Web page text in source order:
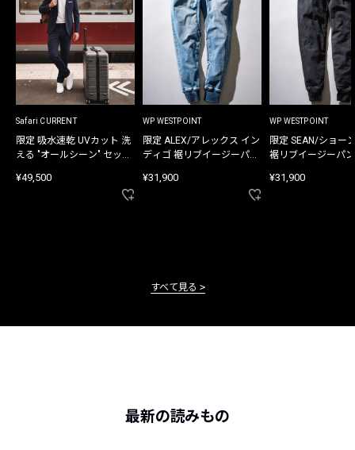
Safari CURRENT
限定 吸水速乾 UVカット 洗
える "オールシーン" セット
¥49,500
WP WESTPOINT
限定 ALEX/アレックス イン
ディゴ 裾リブイージーパン
¥31,900
WP WESTPOINT
限定 SEAN/ショー
裾リブイージーパ
¥31,900
すべて見る
最新の読みもの